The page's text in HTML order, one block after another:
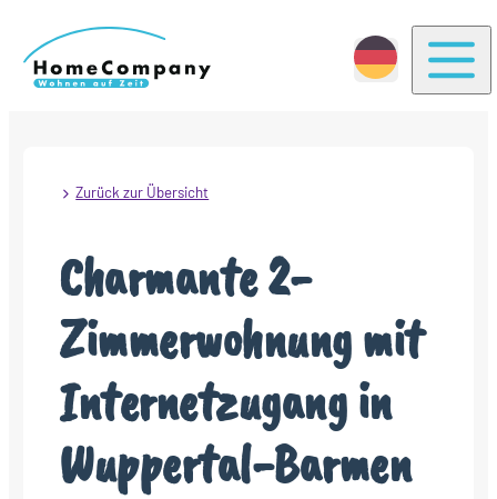
Zurück zur Übersicht
Charmante 2-
Zimmerwohnung mit
Internetzugang in
Wuppertal-Barmen